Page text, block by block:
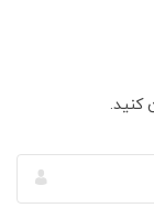
کنید.